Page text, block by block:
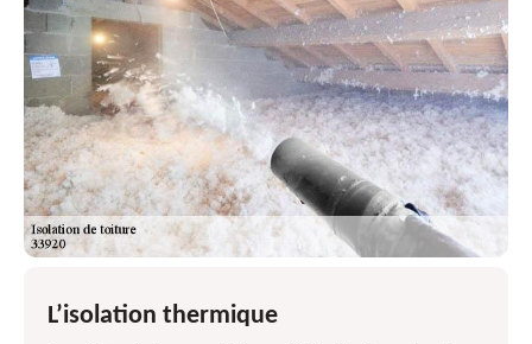
L’isolation thermique